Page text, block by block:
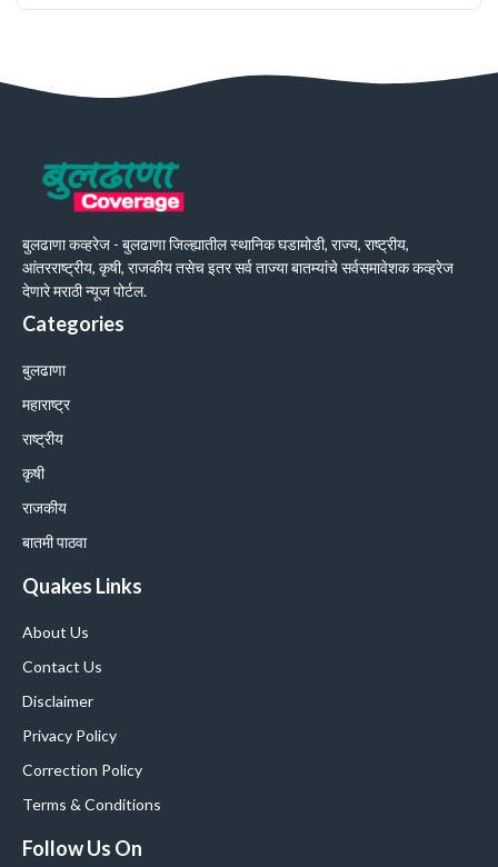
बुलढाणा कव्हरेज - बुलढाणा जिल्ह्यातील स्थानिक घडामोडी, राज्य, राष्ट्रीय,
आंतरराष्ट्रीय, कृषी, राजकीय तसेच इतर सर्व ताज्या बातम्यांचे सर्वसमावेशक कव्हरेज
देणारे मराठी न्यूज पोर्टल.
Categories
बुलढाणा
महाराष्ट्र
राष्ट्रीय
कृषी
राजकीय
बातमी पाठवा
Quakes Links
About Us
Contact Us
Disclaimer
Privacy Policy
Correction Policy
Terms & Conditions
Follow Us On